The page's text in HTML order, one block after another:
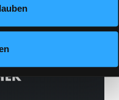
setzen